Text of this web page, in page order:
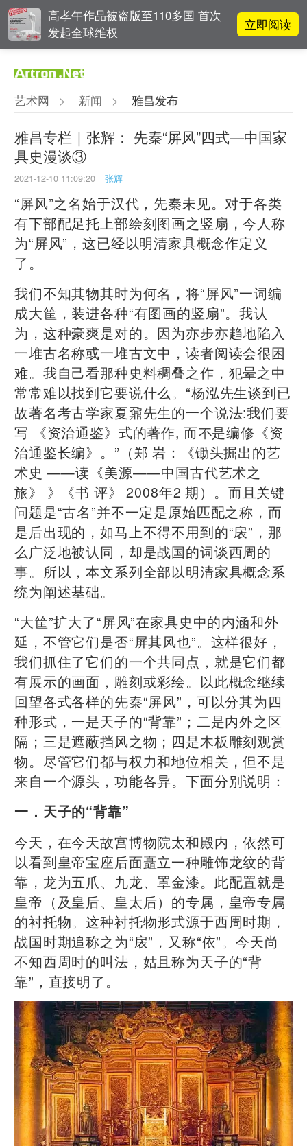
高孝午作品被盗版至110多国 首次
发起全球维权
立即阅读
值
阿拉里奥画廊上海转型：为何要成
为策展式艺术商业综合体？
吕晓：北京画院两个中心十年 跨学
科带来齐白石研究新突破
艺术网 > 新闻 > 雅昌发布
雅昌专栏｜张辉： 先秦“屏风”四式—中国家
具史漫谈③
2021-12-10 11:09:20 张辉
“屏风”之名始于汉代，先秦未见。对于各类
有下部配足托上部绘刻图画之竖扇，今人称
为“屏风”，这已经以明清家具概念作定义
了。
我们不知其物其时为何名，将“屏风”一词编
成大筐，装进各种“有图画的竖扇”。我认
为，这种豪爽是对的。因为亦步亦趋地陷入
一堆古名称或一堆古文中，读者阅读会很困
难。我自己看那种史料稠叠之作，犯晕之中
常常难以找到它要说什么。“杨泓先生谈到已
故著名考古学家夏鼐先生的一个说法:我们要
写 《资治通鉴》式的著作, 而不是编修《资
治通鉴长编》。”（郑 岩：《锄头掘出的艺
术史 ——读《美源——中国古代艺术之
旅》 》《书 评》 2008年2 期）。而且关键
问题是“古名”并不一定是原始匹配之称，而
是后出现的，如马上不得不用到的“扆”，那
么广泛地被认同，却是战国的词谈西周的
事。所以，本文系列全部以明清家具概念系
统为阐述基础。
“大筐”扩大了“屏风”在家具史中的内涵和外
延，不管它们是否“屏其风也”。这样很好，
我们抓住了它们的一个共同点，就是它们都
有展示的画面，雕刻或彩绘。以此概念继续
回望各式各样的先秦“屏风”，可以分其为四
种形式，一是天子的“背靠”；二是内外之区
隔；三是遮蔽挡风之物；四是木板雕刻观赏
物。尽管它们都与权力和地位相关，但不是
来自一个源头，功能各异。下面分别说明：
一．天子的“背靠”
今天，在今天故宫博物院太和殿内，依然可
以看到皇帝宝座后面矗立一种雕饰龙纹的背
靠，龙为五爪、九龙、罩金漆。此配置就是
皇帝（及皇后、皇太后）的专属，皇帝专属
的衬托物。这种衬托物形式源于西周时期，
战国时期追称之为“扆”，又称“依”。今天尚
不知西周时的叫法，姑且称为天子的“背
靠”，直接明了。